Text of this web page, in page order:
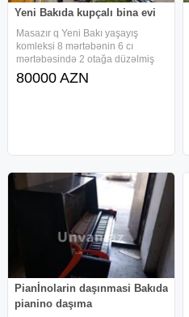
Yeni Bakıda kupçalı bina evi
Masazır q Yeni Bakı yaşayış
komleksi 8 mərtəbənin 6 cı
mərtəbəsində 2 otağa düzəlmiş
42 m² sahəsi olan (ölçü içdən
içədi) əşyalı mənzil satılır.Lift,
80000 AZN
Pianİnolarin daşınmasi Bakıda
pianino daşıma